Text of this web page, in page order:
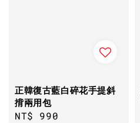
正韓復古藍白碎花手提斜
揹兩用包
Regular
NT$ 990